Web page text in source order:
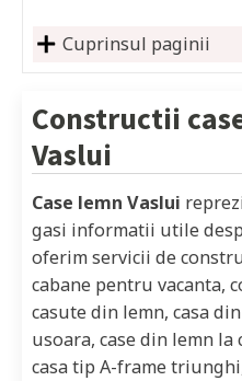
Cuprinsul paginii
Constructii
Vaslui
Case lemn Vaslui
gasi informatii utile
oferim servicii de
cabane pentru vacanta,
casute din lemn, casa
usoara, case din lemn la
casa tip A-frame